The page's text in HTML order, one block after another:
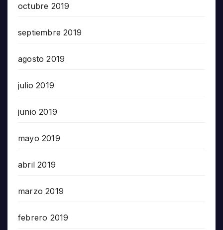
octubre 2019
septiembre 2019
agosto 2019
julio 2019
junio 2019
mayo 2019
abril 2019
marzo 2019
febrero 2019